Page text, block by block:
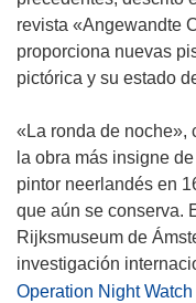
revista «Angewandte
proporciona nuevas
pictórica y su estado
«La ronda de noche»,
la obra más insigne
pintor neerlandés en
que aún se conserva.
Rijksmuseum de
investigación
Operation Night Watch